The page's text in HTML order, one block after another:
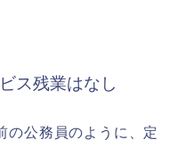
ス残業はなし
の公務員のように、定